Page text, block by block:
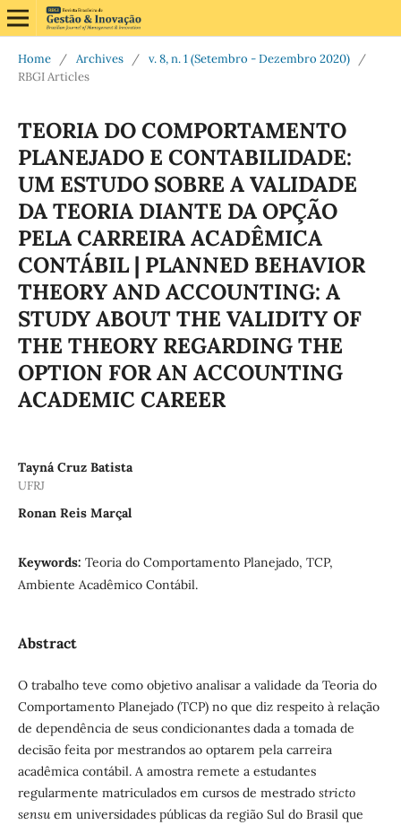
Home / Archives / v. 8, n. 1 (Setembro - Dezembro 2020)
/
RBGI Articles
TEORIA DO COMPORTAMENTO
PLANEJADO E CONTABILIDADE:
UM ESTUDO SOBRE A VALIDADE
DA TEORIA DIANTE DA OPÇÃO
PELA CARREIRA ACADÊMICA
CONTÁBIL | PLANNED BEHAVIOR
THEORY AND ACCOUNTING: A
STUDY ABOUT THE VALIDITY OF
THE THEORY REGARDING THE
OPTION FOR AN ACCOUNTING
ACADEMIC CAREER
Tayná Cruz Batista
UFRJ
Ronan Reis Marçal
Keywords: Teoria do Comportamento Planejado, TCP,
Ambiente Acadêmico Contábil.
Abstract
O trabalho teve como objetivo analisar a validade da Teoria do
Comportamento Planejado (TCP) no que diz respeito à relação
de dependência de seus condicionantes dada a tomada de
decisão feita por mestrandos ao optarem pela carreira
acadêmica contábil. A amostra remete a estudantes
regularmente matriculados em cursos de mestrado stricto
sensuem universidades públicas da região Sul do Brasil que